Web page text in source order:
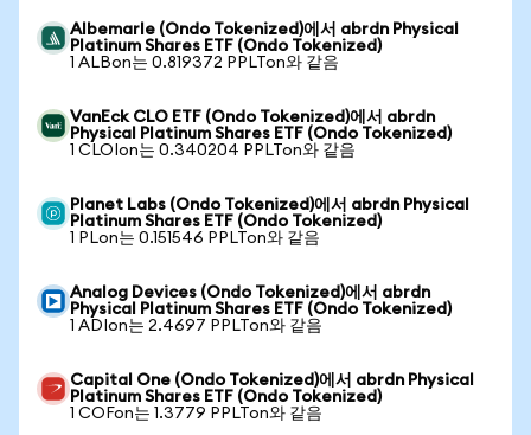
Albemarle (Ondo Tokenized)에서 abrdn Physical
Platinum Shares ETF (Ondo Tokenized)
1 ALBon는 0.819372 PPLTon와 같음
VanEck CLO ETF (Ondo Tokenized)에서 abrdn
Physical Platinum Shares ETF (Ondo Tokenized)
1 CLOIon는 0.340204 PPLTon와 같음
Planet Labs (Ondo Tokenized)에서 abrdn Physical
Platinum Shares ETF (Ondo Tokenized)
1 PLon는 0.151546 PPLTon와 같음
Analog Devices (Ondo Tokenized)에서 abrdn
Physical Platinum Shares ETF (Ondo Tokenized)
1 ADIon는 2.4697 PPLTon와 같음
Capital One (Ondo Tokenized)에서 abrdn Physical
Platinum Shares ETF (Ondo Tokenized)
1 COFon는 1.3779 PPLTon와 같음